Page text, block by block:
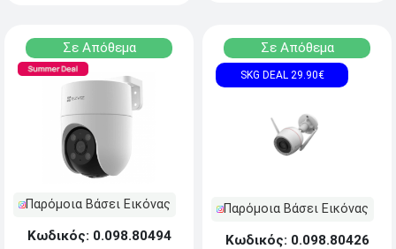
Σε Απόθεμα
Παρόμοια Βάσει Εικόνας
Κωδικός: 0.098.80494
Σε Απόθεμα
SKG DEAL 29.90€
Παρόμοια Βάσει Εικόνας
Κωδικός: 0.098.80426